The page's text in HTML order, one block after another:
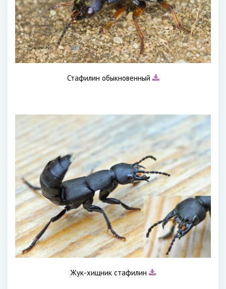
Стафилин обыкновенный
Жук-хищник стафилин